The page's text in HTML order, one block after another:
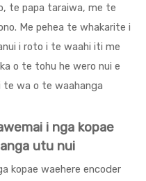
te papa taraiwa, me te
Me pehea te whakarite i
i roto i te waahi iti me
o te tohu he wero nui e
te wa o te waahanga
i nga kopae
utu nui
kopae waehere encoder